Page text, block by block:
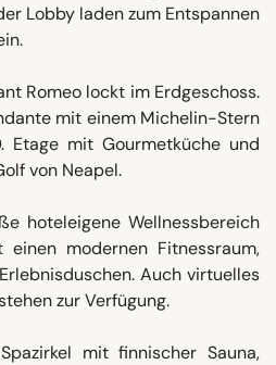
Lobby laden zum Entspannen
Romeo lockt im Erdgeschoss.
mit einem Michelin-Stern
Etage mit Gourmetküche und
von Neapel.
hoteleigene Wellnessbereich
modernen Fitnessraum,
Auch virtuelles
zur Verfügung.
mit finnischer Sauna,